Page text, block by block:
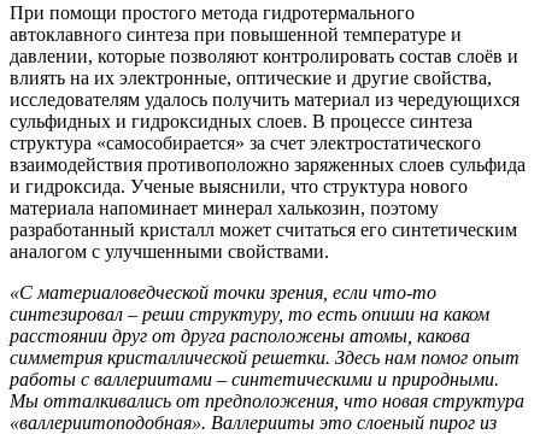
При помощи простого метода гидротермального
автоклавного синтеза при повышенной температуре и
давлении, которые позволяют контролировать состав слоёв и
влиять на их электронные, оптические и другие свойства,
исследователям удалось получить материал из чередующихся
сульфидных и гидроксидных слоев. В процессе синтеза
структура «самособирается» за счет электростатического
взаимодействия противоположно заряженных слоев сульфида
и гидроксида. Ученые выяснили, что структура нового
материала напоминает минерал халькозин, поэтому
разработанный кристалл может считаться его синтетическим
аналогом с улучшенными свойствами.
«С материаловедческой точки зрения, если что-то
синтезировал – реши структуру, то есть опиши на каком
расстоянии друг от друга расположены атомы, какова
симметрия кристаллической решетки. Здесь нам помог опыт
работы с валлериитами – синтетическими и природными.
Мы отталкивались от предположения, что новая структура
«валлериитоподобная». Валлерииты это слоеный пирог из